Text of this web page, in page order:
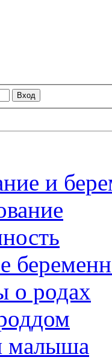
и
о родах
малыша